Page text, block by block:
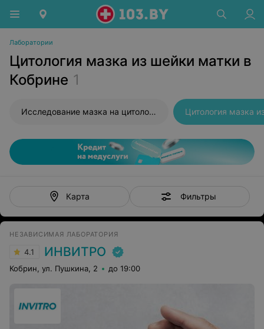
Лаборатории
Цитология мазка из шейки матки в
Кобрине 1
Исследование мазка на цитологию Цитология мазка
Карта Фильтры
НЕЗАВИСИМАЯ ЛАБОРАТОРИЯ
4.1 ИНВИТРО
Кобрин, ул. Пушкина, 2 до 19:00